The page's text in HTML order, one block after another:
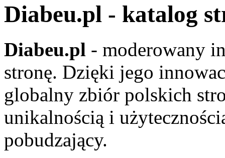
Diabeu.pl - katalog
Diabeu.pl - moderowany
stronę. Dzięki jego
globalny zbiór polskich
unikalnością i
pobudzający.